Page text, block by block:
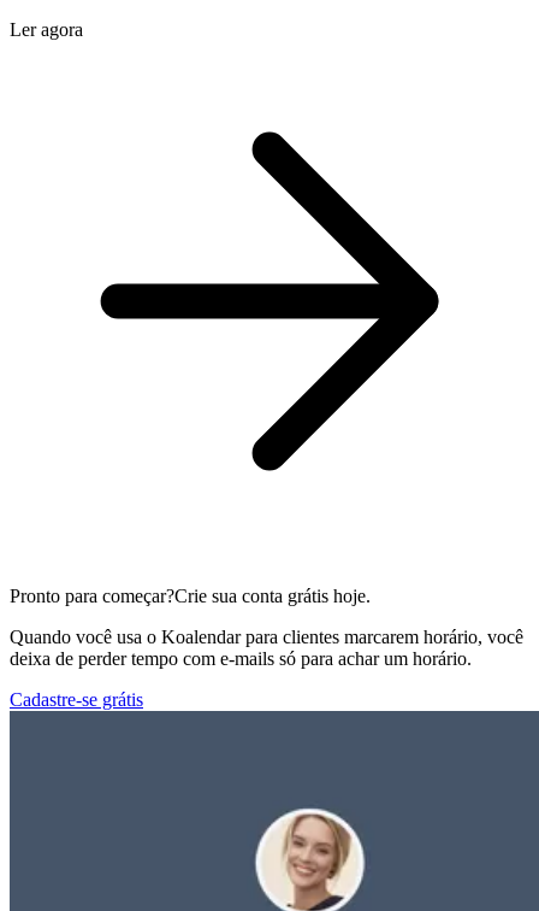
Ler agora
Pronto para começar?Crie sua conta grátis hoje.
Quando você usa o Koalendar para clientes marcarem horário, você
deixa de perder tempo com e-mails só para achar um horário.
Cadastre-se grátis